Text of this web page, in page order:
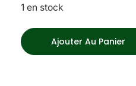
1 en stock
Ajouter Au Panier